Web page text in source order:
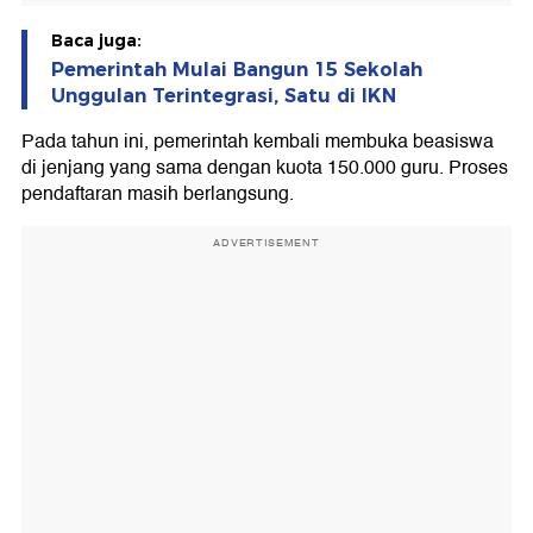
Baca juga:
Pemerintah Mulai Bangun 15 Sekolah
Unggulan Terintegrasi, Satu di IKN
Pada tahun ini, pemerintah kembali membuka beasiswa
di jenjang yang sama dengan kuota 150.000 guru. Proses
pendaftaran masih berlangsung.
ADVERTISEMENT